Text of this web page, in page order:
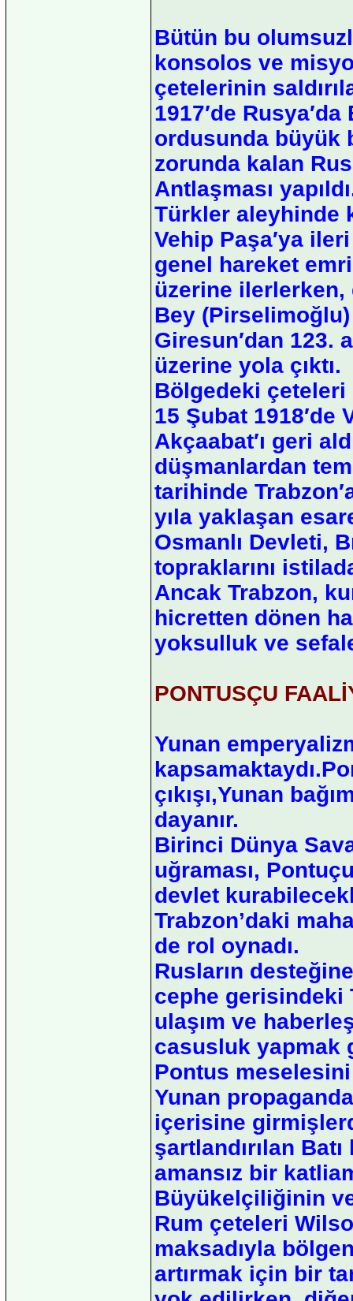
Bütün bu
konsolos ve
çetelerinin
1917′de
ordusunda büyük
zorunda kalan
Antlaşması
Türkler aleyhinde
Vehip Paşa′ya
genel hareket
üzerine ilerlerken,
Bey
Giresun′dan 123.
üzerine yola çıktı.
Bölgedeki
15 Şubat 1918′de
Akçaabat′ı geri
düşmanlardan
tarihinde
yıla yaklaşan
Osmanlı Devleti,
topraklarını
Ancak Trabzon,
hicretten dönen
yoksulluk ve
PONTUSÇU
Yunan
çıkışı,Yunan
dayanır.
Birinci Dünya
uğraması,
devlet
Trabzon’daki
de rol oynadı.
Rusların
cephe gerisindeki
ulaşım ve
casusluk yapmak
Pontus
Yunan
içerisine
şartlandırılan
amansız bir
Büyükelçiliğinin
Rum çeteleri
maksadıyla
artırmak için bir